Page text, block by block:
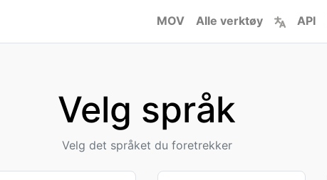
MOV Alle verktøy API
Velg språk
Velg det språket du foretrekker